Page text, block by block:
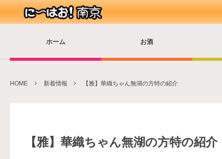
ホーム お酒
HOME 新着情報 【雅】華織ちゃん無湖の方特の紹介
【雅】華織ちゃん無湖の方特の紹介